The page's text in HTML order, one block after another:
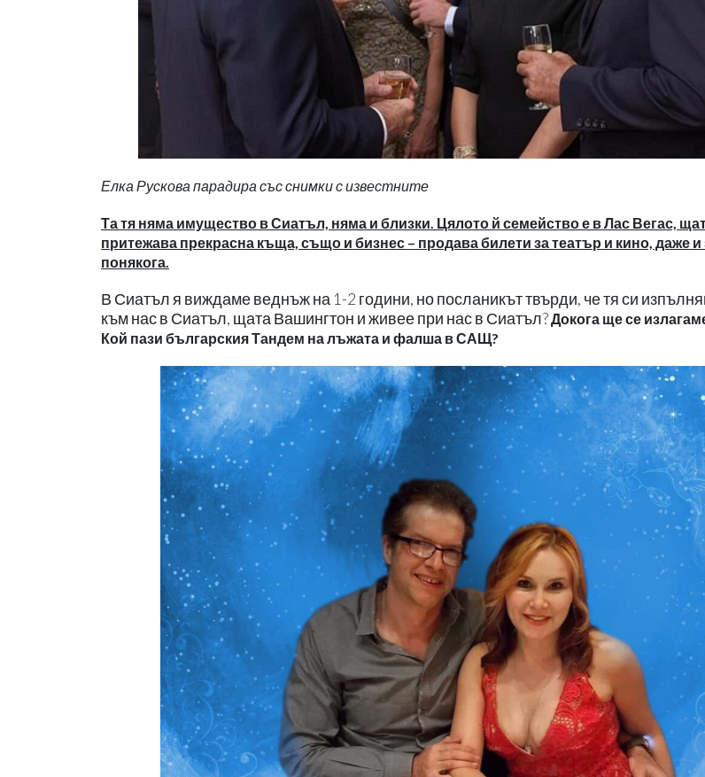
Елка Рускова парадира със снимки с известните
Та тя няма имущество в Сиатъл, няма и близки. Цялото й семейство е в Лас Вегас,
притежава прекрасна къща, също и бизнес – продава билети за театър и кино, даже и
понякога.
В Сиатъл я виждаме веднъж на 1-2 години, но посланикът твърди, че тя си
към нас в Сиатъл, щата Вашингтон и живее при нас в Сиатъл?Докога ще се
Кой пази българския Тандем на лъжата и фалша в САЩ?